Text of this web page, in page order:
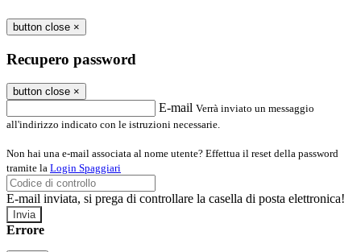
button close ×
Recupero password
button close ×
E-mail Verrà inviato un messaggio
all'indirizzo indicato con le istruzioni necessarie.
Non hai una e-mail associata al nome utente? Effettua il reset della password
tramite la Login Spaggiari
E-mail inviata, si prega di controllare la casella di posta elettronica!
Errore